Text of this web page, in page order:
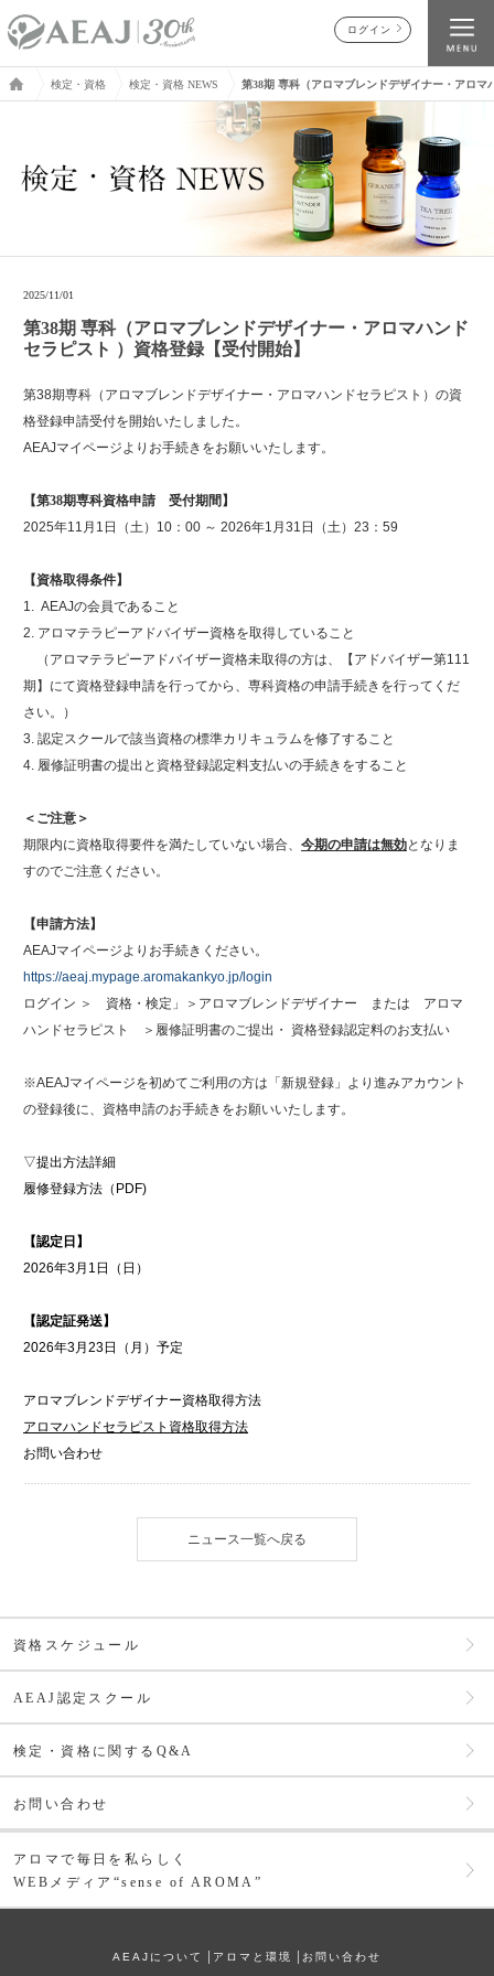
ログイン
検定・資格 検定・資格 NEWS 第38期 専科（アロマブレンドデザイナー・アロ
2025/11/01
第38期 専科（アロマブレンドデザイナー・アロマハンド
セラピスト ）資格登録【受付開始】
第38期専科（アロマブレンドデザイナー・アロマハンドセラピスト）の資
格登録申請受付を開始いたしました。
AEAJマイページよりお手続きをお願いいたします。
【第38期専科資格申請 受付期間】
2025年11月1日（土）10：00 ～ 2026年1月31日（土）23：59
【資格取得条件】
1. AEAJの会員であること
2. アロマテラピーアドバイザー資格を取得していること
（アロマテラピーアドバイザー資格未取得の方は、【アドバイザー第111
期】にて資格登録申請を行ってから、専科資格の申請手続きを行ってくだ
さい。）
3. 認定スクールで該当資格の標準カリキュラムを修了すること
4. 履修証明書の提出と資格登録認定料支払いの手続きをすること
＜ご注意＞
期限内に資格取得要件を満たしていない場合、 今期の申請は無効となりま
すのでご注意ください。
【申請方法】
AEAJマイページよりお手続きください。
https://aeaj.mypage.aromakankyo.jp/login
ログイン ＞ 資格・検定」＞アロマブレンドデザイナー または アロマ
ハンドセラピスト ＞履修証明書のご提出・ 資格登録認定料のお支払い
※AEAJマイページを初めてご利用の方は「新規登録」より進みアカウント
の登録後に、資格申請のお手続きをお願いいたします。
▽提出方法詳細
履修登録方法（PDF)
【認定日】
2026年3月1日（日）
【認定証発送】
2026年3月23日（月）予定
アロマブレンドデザイナー資格取得方法
アロマハンドセラピスト資格取得方法
お問い合わせ
ニュース一覧へ戻る
資格スケジュール
AEAJ認定スクール
検定・資格に関するQ&A
お問い合わせ
アロマで毎日を私らしく
WEBメディア“sense of AROMA”
AEAJについて アロマと環境 お問い合わせ